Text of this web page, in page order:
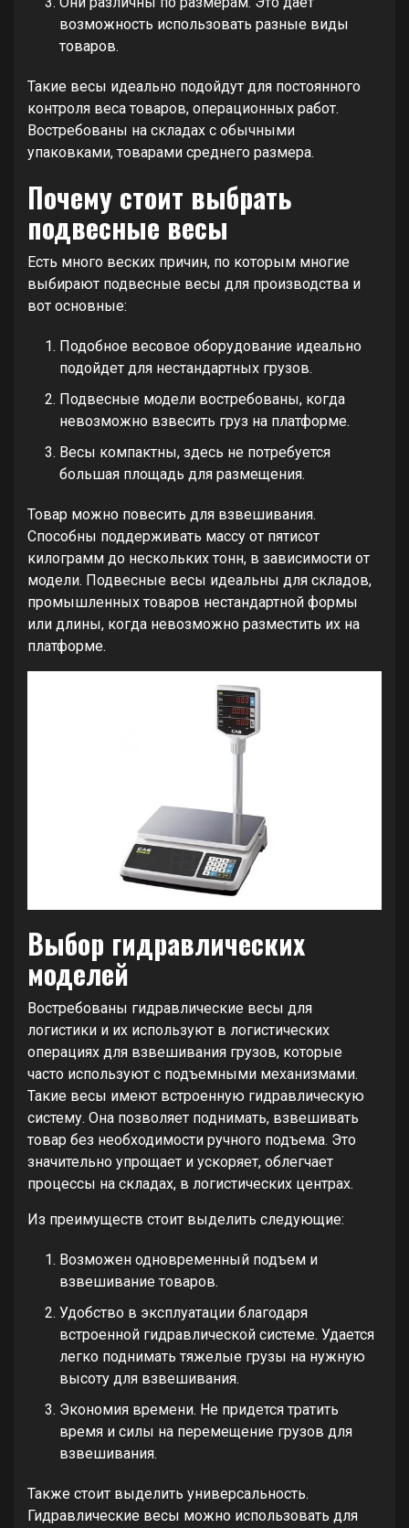
возможность использовать разные виды
товаров.
Такие весы идеально подойдут для постоянного
контроля веса товаров, операционных работ.
Востребованы на складах с обычными
упаковками, товарами среднего размера.
Почему стоит выбрать
подвесные весы
Есть много веских причин, по которым многие
выбирают подвесные весы для производства и
вот основные:
Подобное весовое оборудование идеально
подойдет для нестандартных грузов.
Подвесные модели востребованы, когда
невозможно взвесить груз на платформе.
Весы компактны, здесь не потребуется
большая площадь для размещения.
Товар можно повесить для взвешивания.
Способны поддерживать массу от пятисот
килограмм до нескольких тонн, в зависимости от
модели. Подвесные весы идеальны для складов,
промышленных товаров нестандартной формы
или длины, когда невозможно разместить их на
платформе.
Выбор гидравлических
моделей
Востребованы гидравлические весы для
логистики и их используют в логистических
операциях для взвешивания грузов, которые
часто используют с подъемными механизмами.
Такие весы имеют встроенную гидравлическую
систему. Она позволяет поднимать, взвешивать
товар без необходимости ручного подъема. Это
значительно упрощает и ускоряет, облегчает
процессы на складах, в логистических центрах.
Из преимуществ стоит выделить следующие:
Возможен одновременный подъем и
взвешивание товаров.
Удобство в эксплуатации благодаря
встроенной гидравлической системе. Удается
легко поднимать тяжелые грузы на нужную
высоту для взвешивания.
Экономия времени. Не придется тратить
время и силы на перемещение грузов для
взвешивания.
Также стоит выделить универсальность.
Гидравлические весы можно использовать для